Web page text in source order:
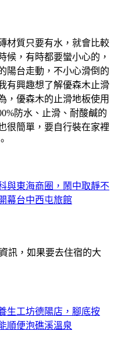
材質只要有水，就會比較
候，有時都要蠻小心的，
陽台走動，不小心滑倒的
有興趣想了解優森木止滑
，優森木的止滑地板使用
防水、止滑、耐酸鹹的
很簡單，要自行裝在家裡
與東海商圈，鬧中取靜不
幕台中西屯旅館
訊，如果要去住宿的大
生工坊德陽店，腳底按
順便泡礁溪溫泉